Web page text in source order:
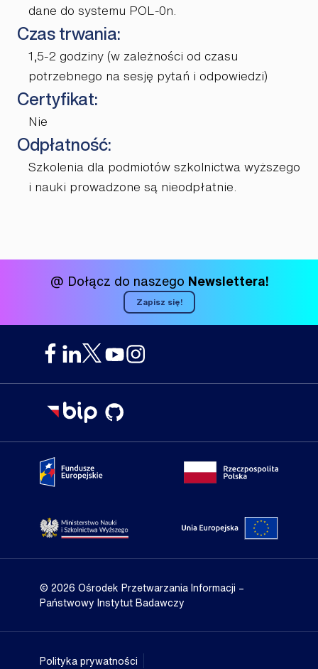
dane do systemu POL-0n.
Czas trwania:
1,5-2 godziny (w zależności od czasu
potrzebnego na sesję pytań i odpowiedzi)
Certyfikat:
Nie
Odpłatność:
Szkolenia dla podmiotów szkolnictwa wyższego
i nauki prowadzone są nieodpłatnie.
@ Dołącz do naszego Newslettera!
Zapisz się!
Portal
Fundusze
Portal
Strona
Ministerstwa
Wyższego
Portal
© 2026 Ośrodek Przetwarzania Informacji –
Państwowy Instytut Badawczy
Polityka prywatności